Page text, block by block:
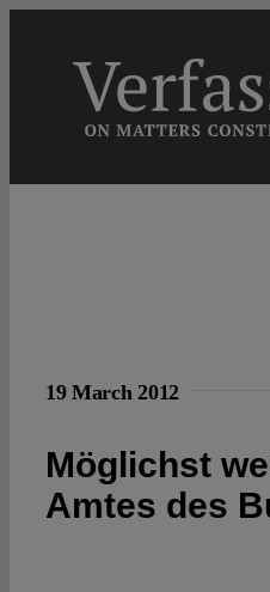
19 March 2012
Möglichst
Amtes des